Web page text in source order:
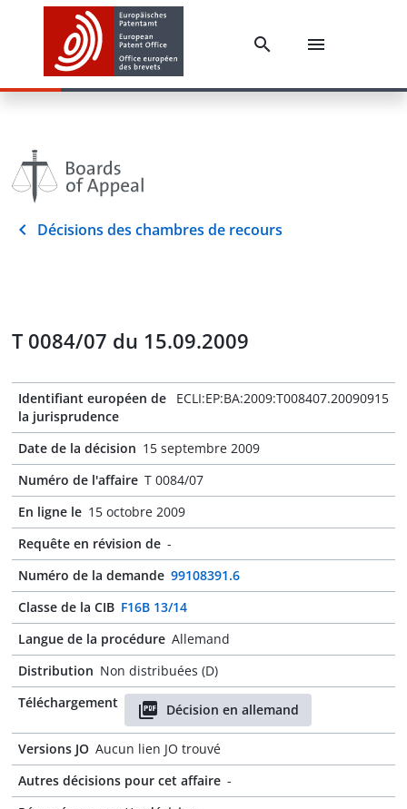
Décisions des chambres de recours
T 0084/07 du 15.09.2009
Identifiant européen de
la jurisprudence
ECLI:EP:BA:2009:T008407.20090915
Date de la décision 15 septembre 2009
Numéro de l'affaire T 0084/07
En ligne le 15 octobre 2009
Requête en révision de -
Numéro de la demande 99108391.6
Classe de la CIB F16B 13/14
Langue de la procédure Allemand
Distribution Non distribuées (D)
Téléchargement
Décision en allemand
Versions JO Aucun lien JO trouvé
Autres décisions pour cet affaire -